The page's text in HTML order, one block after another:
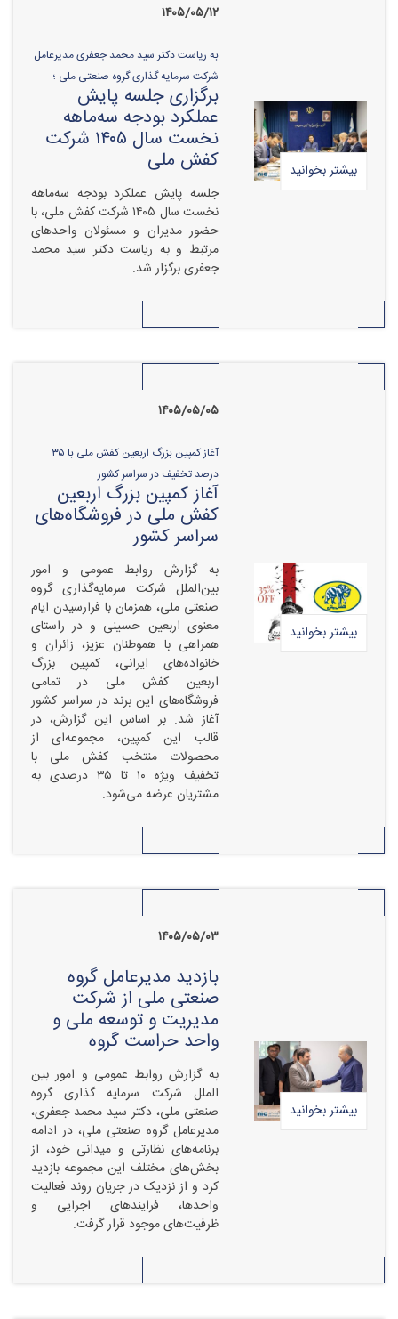
بیشتر بخوانید
۱۴۰۵/۰۵/۱۲
به ریاست دکتر سید محمد جعفری مدیرعامل
شرکت سرمایه گذاری گروه صنعتی ملی ؛
برگزاری جلسه پایش
عملکرد بودجه سه‌ماهه
نخست سال ۱۴۰۵ شرکت
کفش ملی
جلسه پایش عملکرد بودجه سه‌ماهه
نخست سال ۱۴۰۵ شرکت کفش ملی، با
حضور مدیران و مسئولان واحدهای
مرتبط و به ریاست دکتر سید محمد
جعفری برگزار شد.
بیشتر بخوانید
۱۴۰۵/۰۵/۰۵
آغاز کمپین بزرگ اربعین کفش ملی با ۳۵
درصد تخفیف در سراسر کشور
آغاز کمپین بزرگ اربعین
کفش ملی در فروشگاه‌های
سراسر کشور
به گزارش روابط عمومی و امور
بین‌الملل شرکت سرمایه‌گذاری گروه
صنعتی ملی، همزمان با فرارسیدن ایام
معنوی اربعین حسینی و در راستای
همراهی با هموطنان عزیز، زائران و
خانواده‌های ایرانی، کمپین بزرگ
اربعین کفش ملی در تمامی
فروشگاه‌های این برند در سراسر کشور
آغاز شد. بر اساس این گزارش، در
قالب این کمپین، مجموعه‌ای از
محصولات منتخب کفش ملی با
تخفیف ویژه ۱۰ تا ۳۵ درصدی به
مشتریان عرضه می‌شود.
بیشتر بخوانید
۱۴۰۵/۰۵/۰۳
بازدید مدیرعامل گروه
صنعتی ملی از شرکت
مدیریت و توسعه ملی و
واحد حراست گروه
به گزارش روابط عمومی و امور بین
الملل شرکت سرمایه گذاری گروه
صنعتی ملی، دکتر سید محمد جعفری،
مدیرعامل گروه صنعتی ملی، در ادامه
برنامه‌های نظارتی و میدانی خود، از
بخش‌های مختلف این مجموعه بازدید
کرد و از نزدیک در جریان روند فعالیت
واحدها، فرایندهای اجرایی و
ظرفیت‌های موجود قرار گرفت.